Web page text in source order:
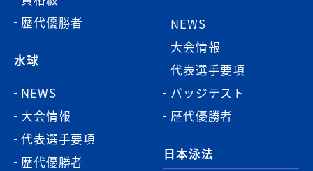
歴代優勝者
水球
NEWS
大会情報
代表選手要項
歴代優勝者
NEWS
大会情報
代表選手要項
バッジテスト
歴代優勝者
日本泳法